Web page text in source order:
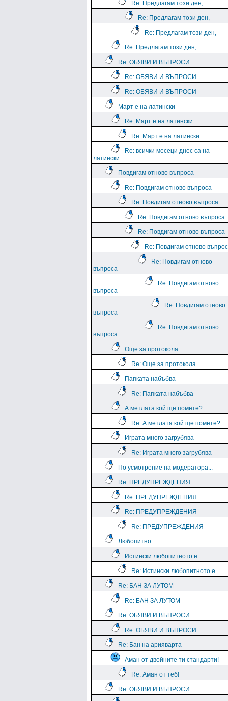
Re: Предлагам този ден,
Re: Предлагам този ден,
Re: Предлагам този ден,
Re: Предлагам този ден,
Re: ОБЯВИ И ВЪПРОСИ
Re: ОБЯВИ И ВЪПРОСИ
Re: ОБЯВИ И ВЪПРОСИ
Март е на латински
Re: Март е на латински
Re: Март е на латински
Re: всички месеци днес са на
латински
Повдигам отново въпроса
Re: Повдигам отново въпроса
Re: Повдигам отново въпроса
Re: Повдигам отново въпроса
Re: Повдигам отново въпроса
Re: Повдигам отново
Re: Повдигам отново
въпроса
Re: Повдигам отново
въпроса
Re: Повдигам отново
въпроса
Re: Повдигам отново
въпроса
Още за протокола
Re: Още за протокола
Папката набъбва
Re: Папката набъбва
А метлата кой ще помете?
Re: А метлата кой ще помете?
Играта много загрубява
Re: Играта много загрубява
По усмотрение на модератора...
Re: ПРЕДУПРЕЖДЕНИЯ
Re: ПРЕДУПРЕЖДЕНИЯ
Re: ПРЕДУПРЕЖДЕНИЯ
Re: ПРЕДУПРЕЖДЕНИЯ
Любопитно
Истински любопитното е
Re: Истински любопитното е
Re: БАН ЗА ЛУТОМ
Re: БАН ЗА ЛУТОМ
Re: ОБЯВИ И ВЪПРОСИ
Re: ОБЯВИ И ВЪПРОСИ
Re: Бан на арияварта
Аман от двойните ти стандарти!
Re: Аман от теб!
Re: ОБЯВИ И ВЪПРОСИ